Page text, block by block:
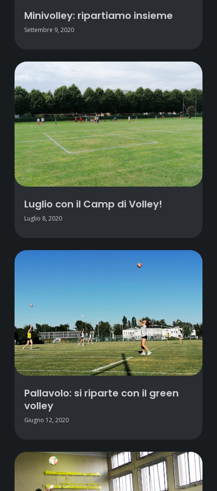
Minivolley: ripartiamo insieme
Settembre 9, 2020
Luglio con il Camp di Volley!
Luglio 8, 2020
Pallavolo: si riparte con il green
volley
Giugno 12, 2020